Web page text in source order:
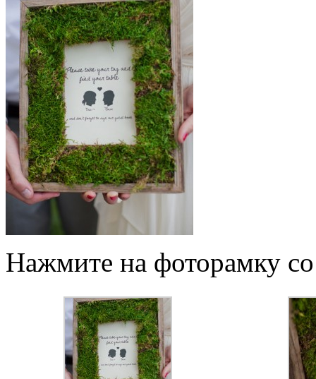
Нажмите на фоторамку